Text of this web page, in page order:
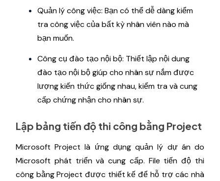
Quản lý công việc: Bạn có thể dễ dàng kiểm
tra công việc của bất kỳ nhân viên nào mà
bạn muốn.
Công cụ đào tạo nội bộ: Thiết lập nội dung
đào tạo nội bộ giúp cho nhân sự nắm được
lượng kiến thức giống nhau, kiểm tra và cung
cấp chứng nhận cho nhân sự.
Lập bảng tiến độ thi công bằng Project
Microsoft Project là ứng dụng quản lý dự án do
Microsoft phát triển và cung cấp. File tiến độ thi
công bằng Project được thiết kế để hỗ trợ các nhà